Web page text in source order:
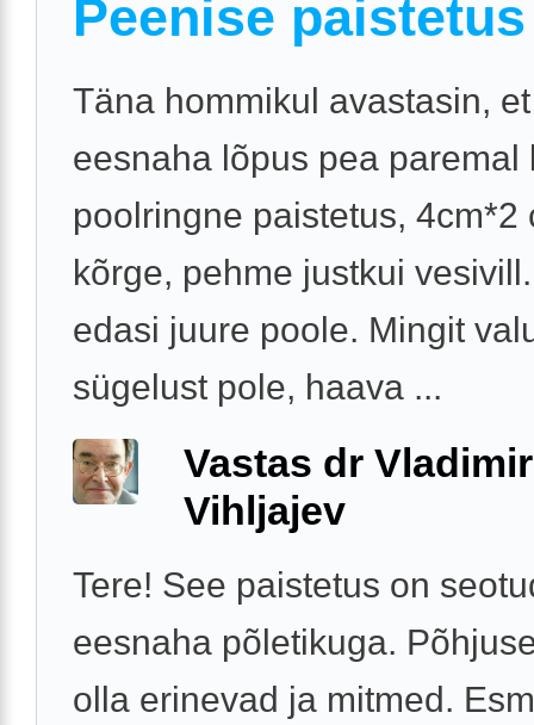
Peenise paistetus
Täna hommikul avastasin,
eesnaha lõpus pea paremal
poolringne paistetus, 4cm*2
kõrge, pehme justkui
edasi juure poole. Mingit
sügelust pole, haava ...
Vastas dr Vladimir
Vihljajev
Tere! See paistetus on
eesnaha põletikuga.
olla erinevad ja mitmed.